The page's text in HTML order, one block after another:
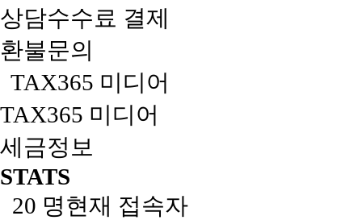
상담수수료 결제
환불문의
TAX365 미디어
TAX365 미디어
세금정보
STATS
20 명현재 접속자